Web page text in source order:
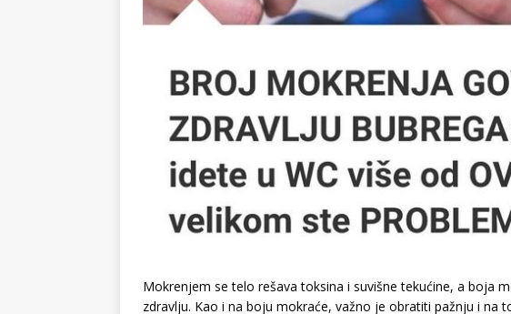
Mokrenjem se telo rešava toksina i suvišne tekućine, a boja
zdravlju. Kao i na boju mokraće, važno je obratiti pažnju i na